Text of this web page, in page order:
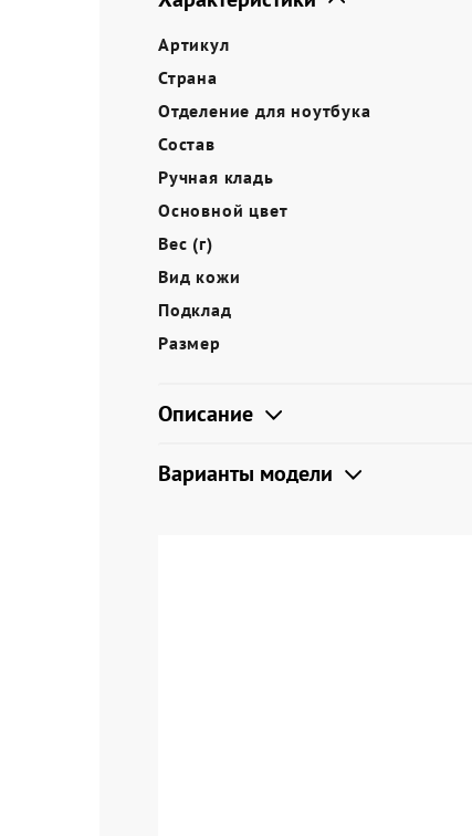
Акции
Артикул
Страна
Отделение для ноутбука
Состав
Ручная кладь
Основной цвет
Вес (г)
Вид кожи
Подклад
Размер
Описание
Варианты модели